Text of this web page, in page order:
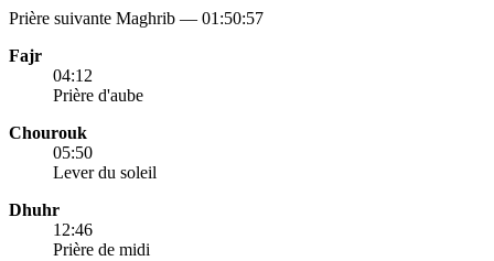
Prière suivante Maghrib — 01:50:57
Fajr
04:12
Prière d'aube
Chourouk
05:50
Lever du soleil
Dhuhr
12:46
Prière de midi